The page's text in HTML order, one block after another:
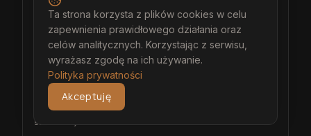
projektowanie wnętrz Jawor
aranżacja wnętrz Jawor
wizualizacja wnętrz Jawor
meble na wymiar Jawor
stolarz Jawor
kuchnia na wymiar Jawor
szafa na wymiar Jawor
Ta strona korzysta z plików cookies w celu
zapewnienia prawidłowego działania oraz
celów analitycznych. Korzystając z serwisu,
wyrażasz zgodę na ich używanie.
Polityka prywatności
Akceptuję